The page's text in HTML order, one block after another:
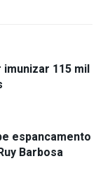
115 mil
espancamento
Barbosa